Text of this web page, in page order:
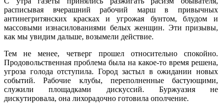
расписывая вчерашний рабочий марш в привычных
антинегритянских красках и угрожая бунтом, блудом и
массовыми изнасилованиями белых женщин. Эти призывы,
как мы увидим дальше, возымели действие.
Тем не менее, четверг прошел относительно спокойно.
Продовольственная проблема была на какое-то время решена,
угроза голода отступила. Город застыл в ожидании новых
событий. Рабочие клубы, переполненные бастующими,
служили площадками дискуссий. Буржуазия не
дискутировала, она лихорадочно готовила ополчение.